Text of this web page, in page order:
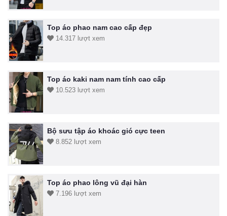
Top áo phao nam cao cấp đẹp
14.317 lượt xem
Top áo kaki nam nam tính cao cấp
10.523 lượt xem
Bộ sưu tập áo khoác gió cực teen
8.852 lượt xem
Top áo phao lông vũ đại hàn
7.196 lượt xem